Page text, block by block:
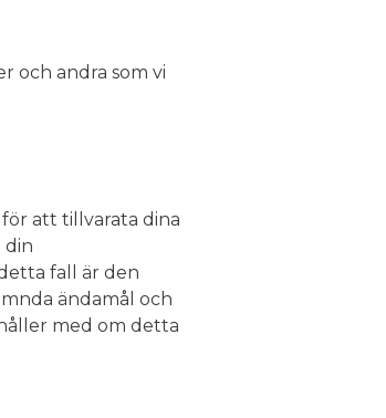
och andra som vi
att tillvarata dina
din
fall är den
ändamål och
med om detta